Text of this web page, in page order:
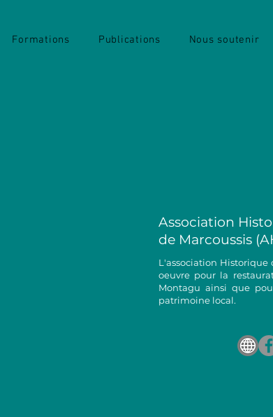
Formations Publications Nous soutenir
Association
de Marcoussis
L'association Historique
oeuvre pour la
Montagu ainsi que
patrimoine local.